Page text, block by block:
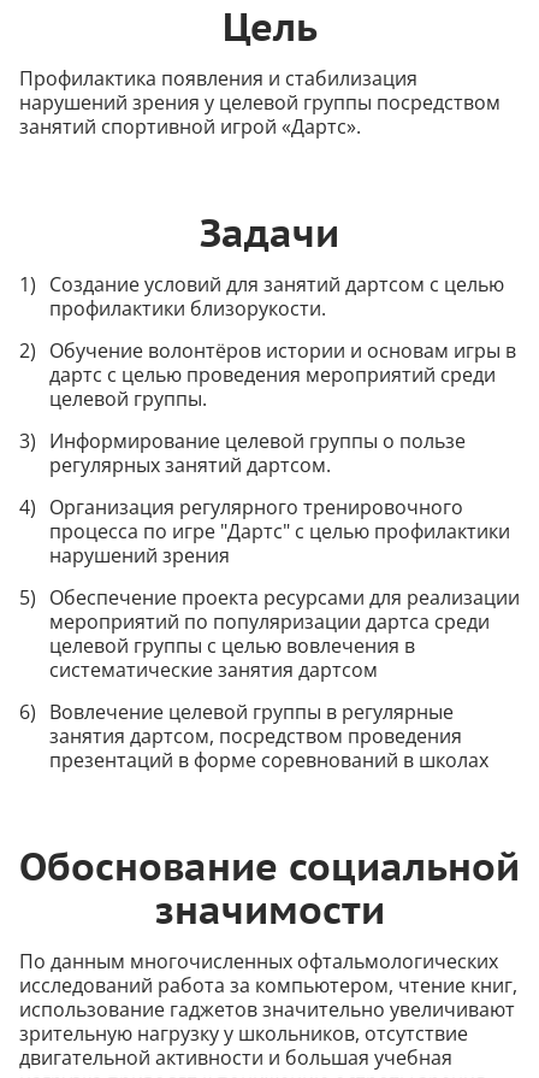
Цель
Профилактика появления и стабилизация
нарушений зрения у целевой группы посредством
занятий спортивной игрой «Дартс».
Задачи
Создание условий для занятий дартсом с целью
профилактики близорукости.
Обучение волонтёров истории и основам игры в
дартс с целью проведения мероприятий среди
целевой группы.
Информирование целевой группы о пользе
регулярных занятий дартсом.
Организация регулярного тренировочного
процесса по игре "Дартс" с целью профилактики
нарушений зрения
Обеспечение проекта ресурсами для реализации
мероприятий по популяризации дартса среди
целевой группы с целью вовлечения в
систематические занятия дартсом
Вовлечение целевой группы в регулярные
занятия дартсом, посредством проведения
презентаций в форме соревнований в школах
Обоснование социальной
значимости
По данным многочисленных офтальмологических
исследований работа за компьютером, чтение книг,
использование гаджетов значительно увеличивают
зрительную нагрузку у школьников, отсутствие
двигательной активности и большая учебная